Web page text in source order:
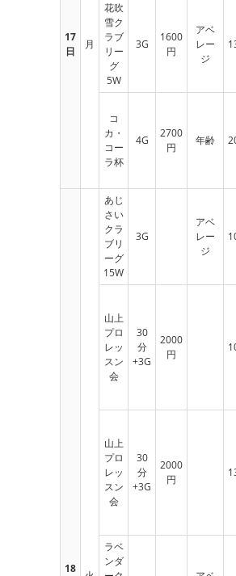
17
日
月
花吹
雪ク
ラブ
リー
グ
5W
3G
1600
円
アベ
レー
ジ
コ
カ・
コー
ラ杯
4G
2700
円
年齢
18
あじ
さい
クラ
ブリ
ーグ
15W
3G
アベ
レー
ジ
山上
プロ
レッ
スン
会
30
分
+3G
2000
円
山上
プロ
レッ
スン
会
30
分
+3G
2000
円
ラベ
ンダ